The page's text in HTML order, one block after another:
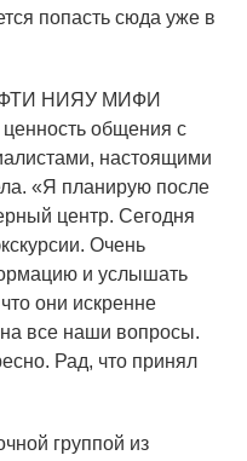
попасть сюда уже в
СФТИ НИЯУ МИФИ
общения с
настоящими
«Я планирую после
центр. Сегодня
Очень
и услышать
они искренне
все наши вопросы.
Рад, что принял
группой из